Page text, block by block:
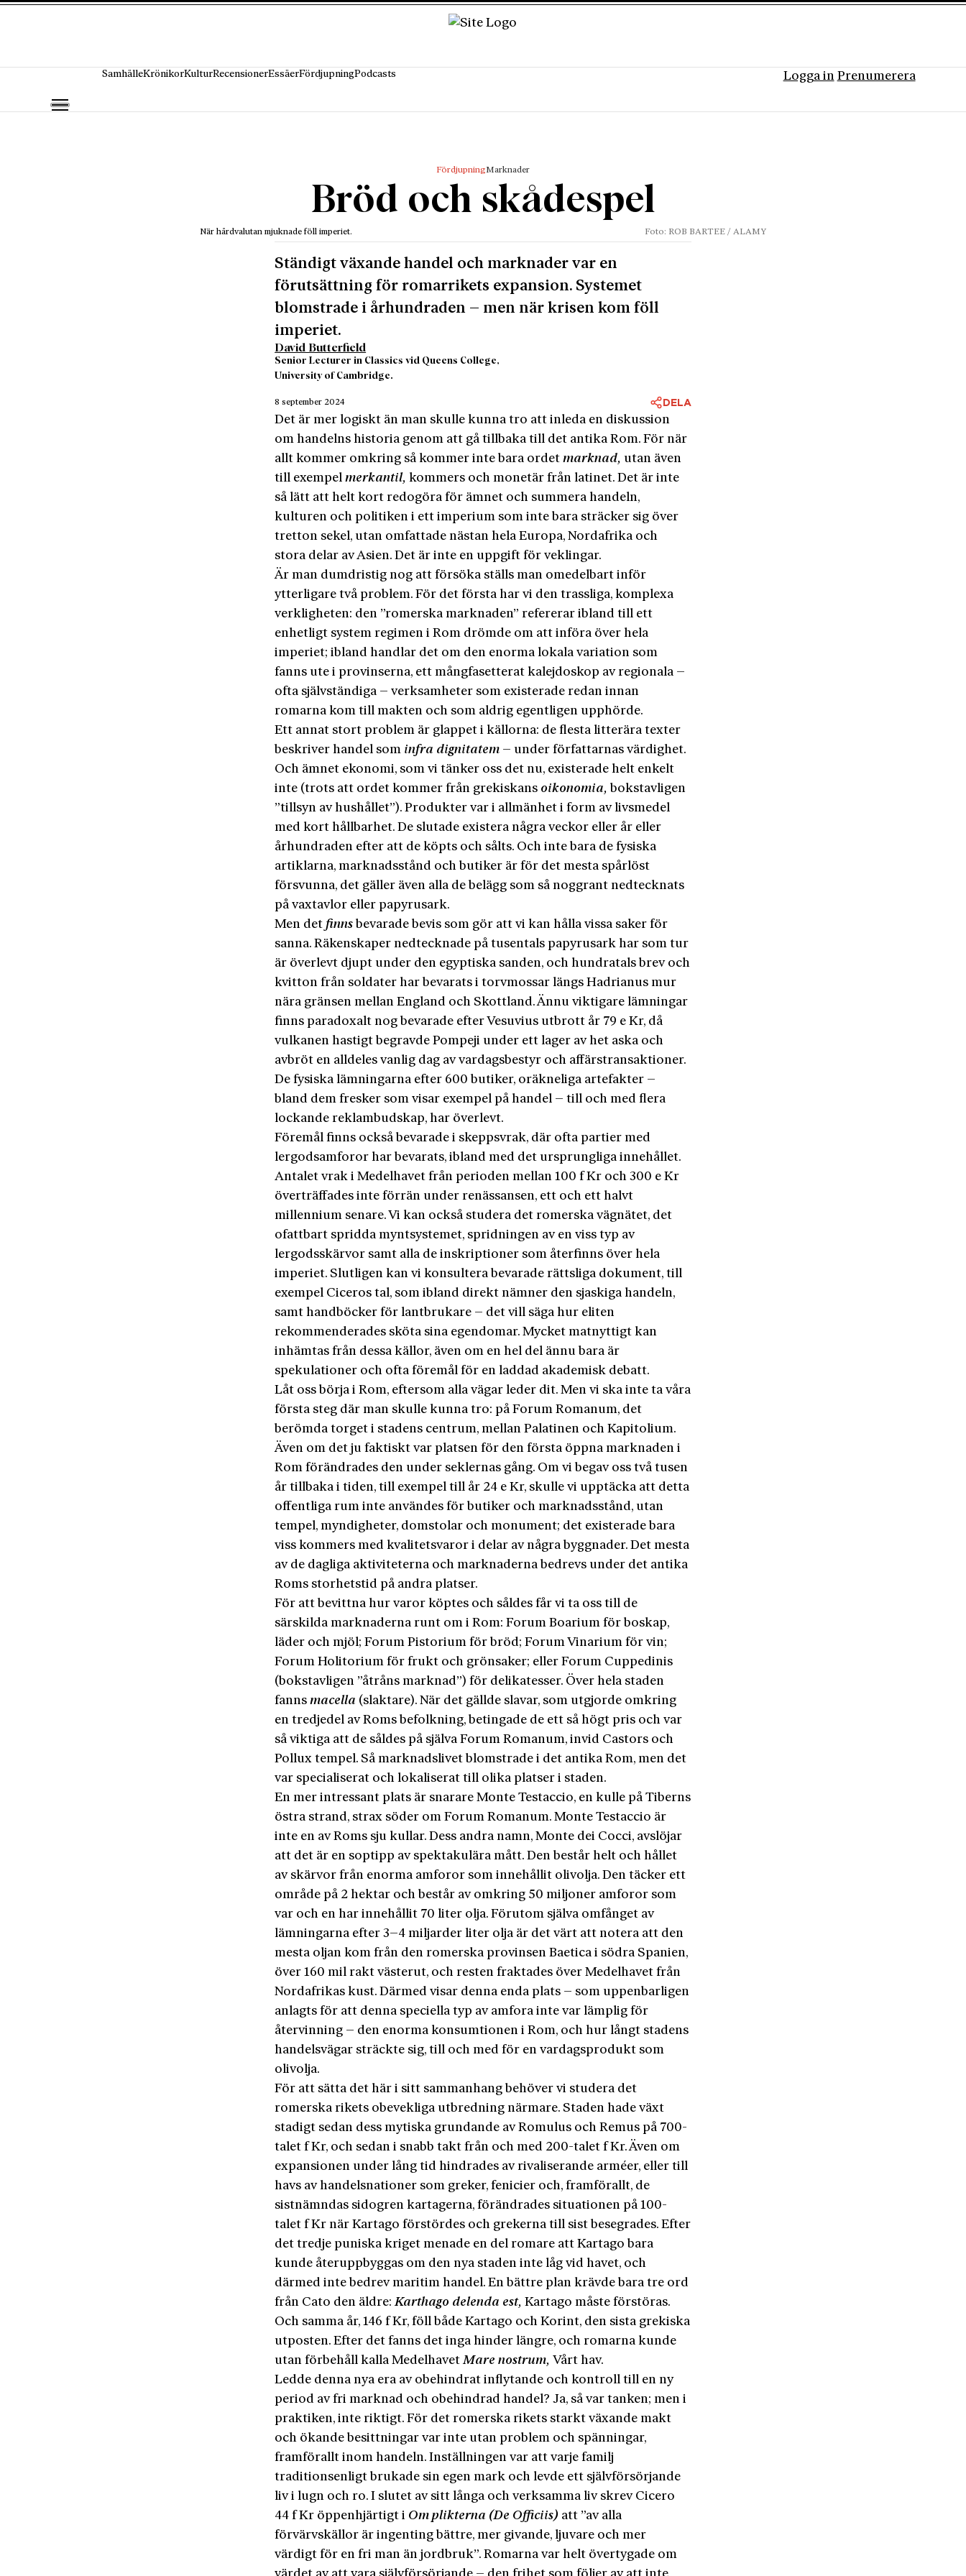
SamhälleKrönikorKulturRecensionerEssäerFördjupningPodcasts Logga in Prenumerera
FördjupningMarknader
Bröd och skådespel
När hårdvalutan mjuknade föll imperiet. Foto: ROB BARTEE / ALAMY
Ständigt växande handel och marknader var en
förutsättning för romarrikets expansion. Systemet
blomstrade i århundraden – men när krisen kom föll
imperiet.
David Butterfield
Senior Lecturer in Classics vid Queens College,
University of Cambridge.
8 september 2024 DELA
Det är mer logiskt än man skulle kunna tro att inleda en diskussion
om handelns historia genom att gå tillbaka till det antika Rom. För när
allt kommer omkring så kommer inte bara ordetmarknad, utan även
till exempelmerkantil, kommers och monetär från latinet. Det är inte
så lätt att helt kort redogöra för ämnet och summera handeln,
kulturen och politiken i ett imperium som inte bara sträcker sig över
tretton sekel, utan omfattade nästan hela Europa, Nordafrika och
stora delar av Asien. Det är inte en uppgift för veklingar.
Är man dumdristig nog att försöka ställs man omedelbart inför
ytterligare två problem. För det första har vi den trassliga, komplexa
verkligheten: den ”romerska marknaden” refererar ibland till ett
enhetligt system regimen i Rom drömde om att införa över hela
imperiet; ibland handlar det om den enorma lokala variation som
fanns ute i provinserna, ett mångfasetterat kalejdoskop av regionala –
ofta självständiga – verksamheter som existerade redan innan
romarna kom till makten och som aldrig egentligen upphörde.
Ett annat stort problem är glappet i källorna: de flesta litterära texter
beskriver handel som infra dignitatem – under författarnas värdighet.
Och ämnet ekonomi, som vi tänker oss det nu, existerade helt enkelt
inte (trots att ordet kommer från grekiskans oikonomia, bokstavligen
”tillsyn av hushållet”). Produkter var i allmänhet i form av livsmedel
med kort hållbarhet. De slutade existera några veckor eller år eller
århundraden efter att de köpts och sålts. Och inte bara de fysiska
artiklarna, marknadsstånd och butiker är för det mesta spårlöst
försvunna, det gäller även alla de belägg som så noggrant nedtecknats
på vaxtavlor eller papyrusark.
Men det finns bevarade bevis som gör att vi kan hålla vissa saker för
sanna. Räkenskaper nedtecknade på tusentals papyrus­ark har som tur
är överlevt djupt under den egyptiska sanden, och hundratals brev och
kvitton från soldater har bevarats i torvmossar längs Hadrianus mur
nära gränsen mellan England och Skottland. Ännu viktigare lämningar
finns paradoxalt nog bevarade efter Vesuvius utbrott år 79 e Kr, då
vulkanen hastigt begravde Pompeji under ett lager av het aska och
avbröt en alldeles vanlig dag av vardagsbestyr och affärstransaktioner.
De fysiska lämningarna efter 600 butiker, oräkneliga artefakter –
bland dem fresker som visar exempel på handel – till och med flera
lockande reklambudskap, har överlevt.
Föremål finns också bevarade i skeppsvrak, där ofta par­tier med
lergodsamforor har bevarats, ibland med det ursprungliga innehållet.
Antalet vrak i Medelhavet från perioden mellan 100 f Kr och 300 e Kr
överträffades inte förrän under renässansen, ett och ett halvt
millennium senare. Vi kan också studera det romerska vägnätet, det
ofattbart spridda myntsystemet, spridningen av en viss typ av
lergodsskärvor samt alla de inskriptioner som återfinns över hela
imperiet. Slutligen kan vi konsultera bevarade rättsliga dokument, till
exempel Ciceros tal, som ibland direkt nämner den sjaskiga handeln,
samt handböcker för lantbrukare – det vill säga hur eliten
rekommenderades sköta sina egendomar. Mycket matnyttigt kan
inhämtas från dessa källor, även om en hel del ännu bara är
spekulationer och ofta föremål för en laddad akademisk debatt.
Låt oss börja i Rom, eftersom alla vägar leder dit. Men vi ska inte ta våra
första steg där man skulle kunna tro: på Forum Romanum, det
berömda torget i stadens centrum, mellan Palatinen och Kapitolium.
Även om det ju faktiskt var platsen för den första öppna marknaden i
Rom förändrades den under seklernas gång. Om vi begav oss två tusen
år tillbaka i tiden, till exempel till år 24 e Kr, skulle vi upptäcka att detta
offentliga rum inte användes för butiker och marknadsstånd, utan
tempel, myndigheter, domstolar och monument; det existerade bara
viss kommers med kvalitets­varor i delar av några byggnader. Det mesta
av de dagliga aktiviteterna och marknaderna bedrevs under det antika
Roms storhetstid på andra platser.
För att bevittna hur varor köptes och såldes får vi ta oss till de
särskilda marknaderna runt om i Rom: Forum Boarium för boskap,
läder och mjöl; Forum Pistorium för bröd; Forum Vinarium för vin;
Forum Holitorium för frukt och grönsaker; eller Forum Cuppedinis
(bokstavligen ”åtråns marknad”) för delikatesser. Över hela staden
fannsmacella (slaktare). När det gällde slavar, som utgjorde omkring
en tredjedel av Roms befolkning, betingade de ett så högt pris och var
så viktiga att de såldes på själva Forum Romanum, invid Castors och
Pollux tempel. Så marknadslivet blomstrade i det antika Rom, men det
var specialiserat och lokaliserat till olika platser i staden.
En mer intressant plats är snarare Monte Testaccio, en kulle på Tiberns
östra strand, strax söder om Forum Romanum. Monte Testaccio är
inte en av Roms sju kullar. Dess andra namn, Monte dei Cocci, avslöjar
att det är en soptipp av spektakulära mått. Den består helt och hållet
av skärvor från enorma amforor som innehållit olivolja. Den täcker ett
område på 2 hektar och består av omkring 50 miljoner amforor som
var och en har innehållit 70 liter olja. Förutom själva omfånget av
lämningarna efter 3–4 miljarder liter olja är det värt att notera att den
mesta oljan kom från den romerska provinsen Baetica i södra Spanien,
över 160 mil rakt västerut, och resten fraktades över Medelhavet från
Nordafrikas kust. Därmed visar denna enda plats – som uppenbarligen
anlagts för att denna speciella typ av amfora inte var lämplig för
återvinning – den enorma konsumtionen i Rom, och hur långt stadens
handelsvägar sträckte sig, till och med för en vardagsprodukt som
olivolja.
För att sätta det här i sitt sammanhang behöver vi studera det
romerska rikets obevekliga utbredning närmare. Staden hade växt
stadigt sedan dess mytiska grundande av Romulus och Remus på 700-
talet f Kr, och sedan i snabb takt från och med 200-talet f Kr. Även om
expansionen under lång tid hindrades av rivaliserande arméer, eller till
havs av handelsnationer som greker, fenicier och, framför­allt, de
sistnämndas sidogren kartagerna, förändrades situationen på 100-
talet f Kr när Kartago förstördes och grekerna till sist beseg­rades. Efter
det tredje puniska kriget menade en del romare att Kartago bara
kunde återuppbyggas om den nya staden inte låg vid havet, och
därmed inte bedrev maritim handel. En bättre plan krävde bara tre ord
från Cato den äldre:Karthago delenda est, Kartago måste förstöras.
Och samma år, 146 f Kr, föll både Kartago och Korint, den sista grekiska
utposten. Efter det fanns det inga hinder längre, och romarna kunde
utan förbehåll kalla MedelhavetMare nostrum, Vårt hav.
Ledde denna nya era av obehindrat inflytande och kontroll till en ny
period av fri marknad och obehindrad handel? Ja, så var tanken; men i
praktiken, inte riktigt. För det romerska rikets starkt växande makt
och ökande besittningar var inte utan problem och spänningar,
framförallt inom handeln. Inställningen var att varje familj
traditionsenligt brukade sin egen mark och levde ett självförsörjande
liv i lugn och ro. I slutet av sitt långa och verksamma liv skrev Cicero
44 f Kr öppenhjärtigt i Om plikterna (De Officiis) att ”av alla
förvärvskällor är ingenting bättre, mer givande, ljuvare och mer
värdigt för en fri man än jordbruk”. Romarna var helt övertygade om